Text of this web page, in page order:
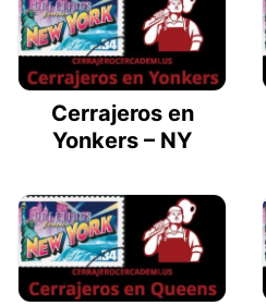
Cerrajeros en
Yonkers – NY